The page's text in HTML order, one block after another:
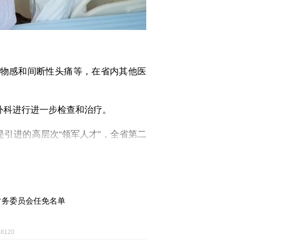
感和间断性头痛等，在省内其他医
进行进一步检查和治疗。
进的高层次“领军人才”，全省第二
有一个4cm多的肿瘤，并已侵犯周
术，为对抗病魔迈出关键一步。术
委员会任免名单